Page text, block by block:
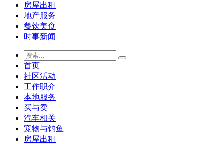
房屋出租
地产服务
餐饮美食
时事新闻
首页
社区活动
工作职介
本地服务
买与卖
汽车相关
宠物与钓鱼
房屋出租